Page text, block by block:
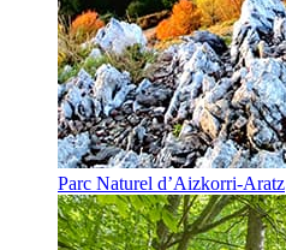
Parc Naturel d’Aizkorri-Aratz